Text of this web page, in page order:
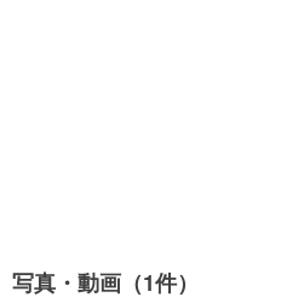
写真・動画（1件）